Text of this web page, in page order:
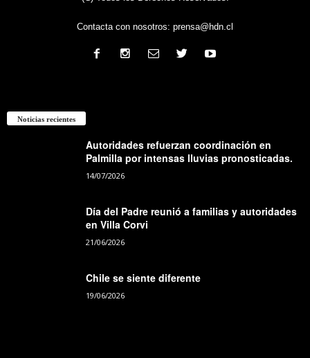
Contacta con nosotros: prensa@hdn.cl
Noticias recientes
Autoridades refuerzan coordinación en
Palmilla por intensas lluvias pronosticadas.
14/07/2026
Día del Padre reunió a familias y autoridades
en Villa Corvi
21/06/2026
Chile se siente diferente
19/06/2026